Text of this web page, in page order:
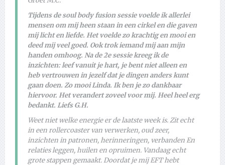
Tijdens de soul body fusion sessie voelde ik allerlei
mensen om mij heen staan in een cirkel en die gaven
mij licht en liefde. Het voelde zo krachtig en mooi en
deed mij veel goed. Ook trok iemand mij aan mijn
handen omhoog. Na de 2e sessie kreeg ik de
inzichten: leef vanuit je hart, je bent niet alleen en
heb vertrouwen in jezelf dat je dingen anders kunt
gaan doen. Zo mooi Linda. Ik ben je zo dankbaar
hiervoor. Het verandert zoveel voor mij. Heel heel erg
bedankt. Liefs G.H.
Weet niet welke energie er de laatste week is. Zit echt
in een rollercoaster van verwerken, oud zeer,
inzichten in patronen, herinneringen, verbanden En
relaties leggen, huilen en opruimen. Vandaag echt
grote stappen gemaakt. Doordat je mij EFT hebt